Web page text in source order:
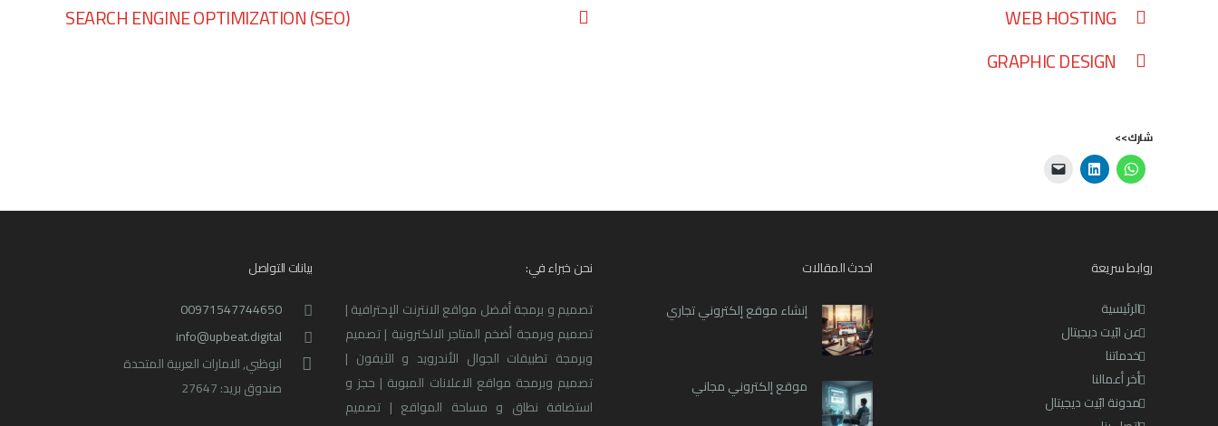
SEARCH ENGINE OPTIMIZATION (SEO)
WEB HOSTING
GRAPHIC DESIGN
شارك>>
روابط سريعة
الرئيسية
عن ابّيت ديجيتال
خدماتنا
أخر أعمالنا
مدونة ابّيت ديجيتال
احدث المقالات
إنشاء موقع إلكتروني تجاري
موقع إلكتروني مجاني
نحن خبراء في:
تصميم و برمجة أفضل مواقع الانترنت الإحترافية |
تصميم وبرمجة أضخم المتاجر الالكترونية | تصميم
وبرمجة تطبيقات الجوال الأندرويد و الآيفون |
تصميم وبرمجة مواقع الاعلانات المبوبة | حجز و
استضافة نطاق و مساحة المواقع | تصميم
بيانات التواصل
00971547744650
info@upbeat.digital
ابوظبي, الامارات العربية المتحدة
صندوق بريد: 27647